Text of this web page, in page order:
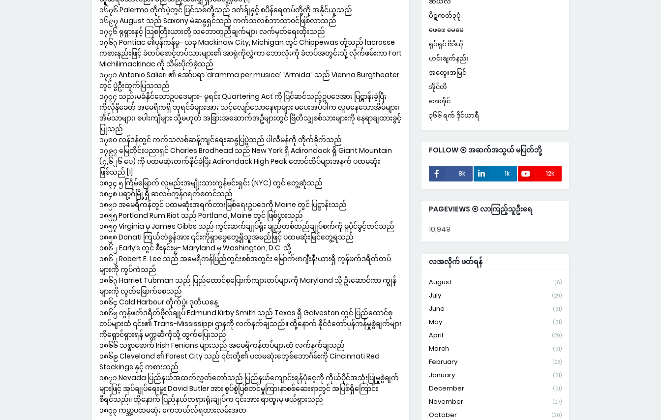
၁၆၇၆ Palermo တိုက်ပွဲတွင် ပြင်သစ်တို့သည် ဒတ်ခ်ျနှင့် စပိန်ရေတပ်တို့ကို အနိုင်ယူသည်
၁၆၉၇ August သည် Saxony မဲဆန္ဒရှင်သည် ကက်သလစ်ဘာသာဝင်ဖြစ်လာသည်
၁၇၄၆ ရုရှားနှင့် သြစတြီးယားတို့ သဘောတူညီချက်များ လက်မှတ်ရေးထိုးသည်
၁၇၆၃ Pontiac ၏ပုန်ကန်မှု- ယခု Mackinaw City, Michigan တွင် Chippewas တို့သည် lacrosse
ကစားနည်းဖြင့် ခံတပ်စောင့်တပ်သားများ၏ အာရုံကိုလွှဲကာ ဘောလုံးကို ခံတပ်အတွင်းသို့ လိုက်ဖမ်းကာ Fort
Michilimackinac ကို သိမ်းပိုက်ခဲ့သည်
၁၇၇၁ Antonio Salieri ၏ အော်ပရာ ‘dramma per musica’ “Armida” သည် Vienna Burgtheater
တွင် ပွဲဦးထွက်ပြသသည်
၁၇၇၄ သည်းမခံနိုင်သောဥပဒေများ- မူရင်း Quartering Act ကို ပြင်ဆင်သည့်ဥပဒေအား ပြဋ္ဌာန်းခဲ့ပြီး
ကိုလိုနီခေတ် အမေရိကရှိ ဘုရင်ခံများအား သင့်လျော်သောနေရာများ မပေးအပ်ပါက လူမနေသောအိမ်များ၊
အိမ်သာများ၊ စပါးကျီများ သို့မဟုတ် အခြားအဆောက်အဦများတွင် ဗြိတိသျှစစ်သားများကို နေရာချထားခွင့်
ပြုသည်
၁၇၈၀ လန်ဒန်တွင် ကက်သလစ်ဆန့်ကျင်ရေးဆန္ဒပြပွဲသည် ပါလီမန်ကို တိုက်ခိုက်သည်
၁၇၉၇ မြေတိုင်းပညာရှင် Charles Brodhead သည် New York ရှိ Adirondack ရှိ Giant Mountain
(၄,၆၂၆ ပေ) ကို ပထမဆုံးတက်နိုင်ခဲ့ပြီး Adirondack High Peak တောင်ထိပ်များအနက် ပထမဆုံး
ဖြစ်သည် [1]
၁၈၃၄ ၅ ကြိမ်မြောက် လူမည်းအမျိုးသားကွန်ဗင်းရှင်း (NYC) တွင် တွေ့ဆုံသည်
၁၈၄၈ ပရာ့ဂ်မြို့ရှိ ဆလဗ်ကွန်ဂရက်စတင်သည်
၁၈၅၁ အမေရိကန်တွင် ပထမဆုံးအရက်တားမြစ်ရေးဥပဒေကို Maine တွင် ပြဋ္ဌာန်းသည်
၁၈၅၅ Portland Rum Riot သည် Portland, Maine တွင် ဖြစ်ပွားသည်
၁၈၅၇ Virginia မှ James Gibbs သည် ကွင်းဆက်ချုပ်ရိုး ချည်တစ်ထည်ချုပ်စက်ကို မူပိုင်ခွင့်တင်သည်
၁၈၅၈ Donati ကြယ်တံခွန်အား ၎င်းကိုရှာဖွေတွေ့ရှိသူအမည်ဖြင့် ပထမဆုံးမြင်တွေ့ရသည်
၁၈၆၂ Early’s တွင် စီးနင်းမှု- Maryland မှ Washington, D.C. သို့
၁၈၆၂ Robert E. Lee သည် အမေရိကန်ပြည်တွင်းစစ်အတွင်း မြောက်ဗာဂျီးနီးယားရှိ ကွန်ဖက်ဒရိတ်တပ်
များကို ကွပ်ကဲသည်
၁၈၆၃ Harriet Tubman သည် ပြည်ထောင်စုပြောက်ကျားတပ်များကို Maryland သို့ ဦးဆောင်ကာ ကျွန်
များကို လွတ်မြောက်စေသည်
၁၈၆၄ Cold Harbour တိုက်ပွဲ၊ ဒုတိယနေ့
၁၈၆၅ ကွန်ဖက်ဒရိတ်ဗိုလ်ချုပ် Edmund Kirby Smith သည် Texas ရှိ Galveston တွင် ပြည်ထောင်စု
တပ်များထံ ၎င်း၏ Trans-Mississippi ဌာနကို လက်နက်ချသည်။ ထို့နောက် နိုင်ငံတော်ပုန်ကန်မှုစွဲချက်များ
ကိုရှောင်ရှားရန် မက္ကဆီကိုသို့ ထွက်ပြေးသည်
၁၈၆၆ သစ္စာဖောက် Irish Fenians များသည် အမေရိကန်တပ်များထံ လက်နက်ချသည်
၁၈၆၉ Cleveland ၏ Forest City သည် ၎င်းတို့၏ ပထမဆုံးဘေ့စ်ဘောဂိမ်းကို Cincinnati Red
Stockings နှင့် ကစားသည်
၁၈၇၁ Nevada ပြည်နယ်အထက်လွှတ်တော်သည် ပြည်နယ်ကျောင်းရန်ပုံငွေကို ကိုယ်ပိုင်အသုံးပြုမှုစွဲချက်
များဖြင့် အုပ်ချုပ်ရေးမှူး David Butler အား စွပ်စွဲပြစ်တင်မှုကြားနာစစ်ဆေးရာတွင် အပြစ်ရှိကြောင်း
စီရင်သည်။ ထို့နောက် ပြည်နယ်တရားရုံးချုပ်က ၎င်းအား ရာထူးမှ ဖယ်ရှားသည်
၁၈၇၃ ကမ္ဘာ့ပထမဆုံး ကေဘယ်လ်ရထားလမ်းအတ
ပိဋကတ်၃ပုံ
ဖေဖေ မေမေ
ရုပ်ရှင် ဗီဒီယို
ဟင်းချက်နည်း
အတွေးအမြင်
အိုင်တီ
အေအိုင်
၃၆၆ ရက် ဒိုင်ယာရီ
FOLLOW ⦿ အဆက်အသွယ် မပြတ်ဘို့
8k 1k 12k
PAGEVIEWS ⦿ လာကြည့်သူဦးရေ
10,949
လအလိုက် ဖတ်ရန်
August (6)
July (29)
June (31)
May (31)
April (29)
March (31)
February (28)
January (31)
December (31)
November (27)
October (20)